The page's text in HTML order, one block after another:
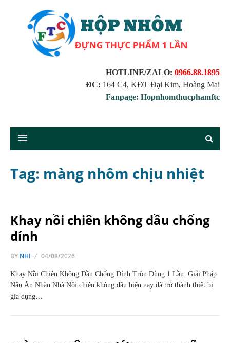
HOTLINE/ZALO: 0966.88.1895
ĐC: 164 C4, KĐT Đại Kim, Hoàng Mai
Fanpage: Hopnhomthucphamftc
Tag: màng nhôm chịu nhiệt
Khay nồi chiên không dầu chống
dính
BY NHI 04/08/2026
Khay Nồi Chiên Không Dầu Chống Dính Tròn Dùng 1 Lần: Giải Pháp
Nấu Ăn Nhàn Nhã Nồi chiên không dầu hiện nay đã trở thành thiết bị
gia dụng…